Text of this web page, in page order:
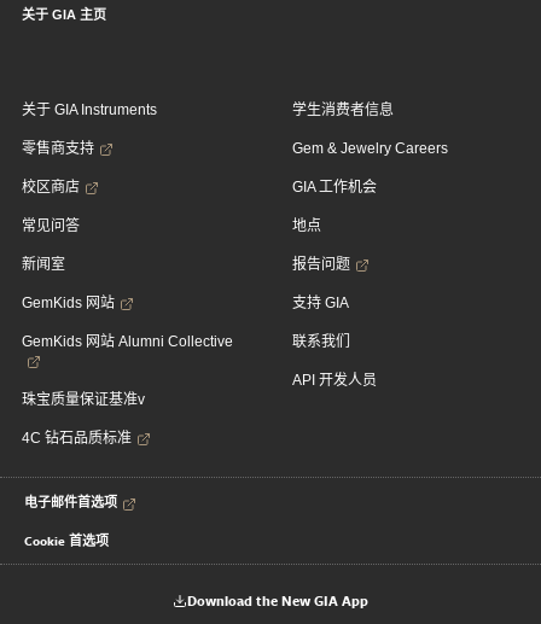
关于 GIA 主页
关于 GIA Instruments
零售商支持
校区商店
常见问答
新闻室
GemKids 网站
GemKids 网站 Alumni Collective
珠宝质量保证基准v
4C 钻石品质标准
学生消费者信息
Gem & Jewelry Careers
GIA 工作机会
地点
报告问题
支持 GIA
联系我们
API 开发人员
电子邮件首选项
Cookie 首选项
Download the New GIA App